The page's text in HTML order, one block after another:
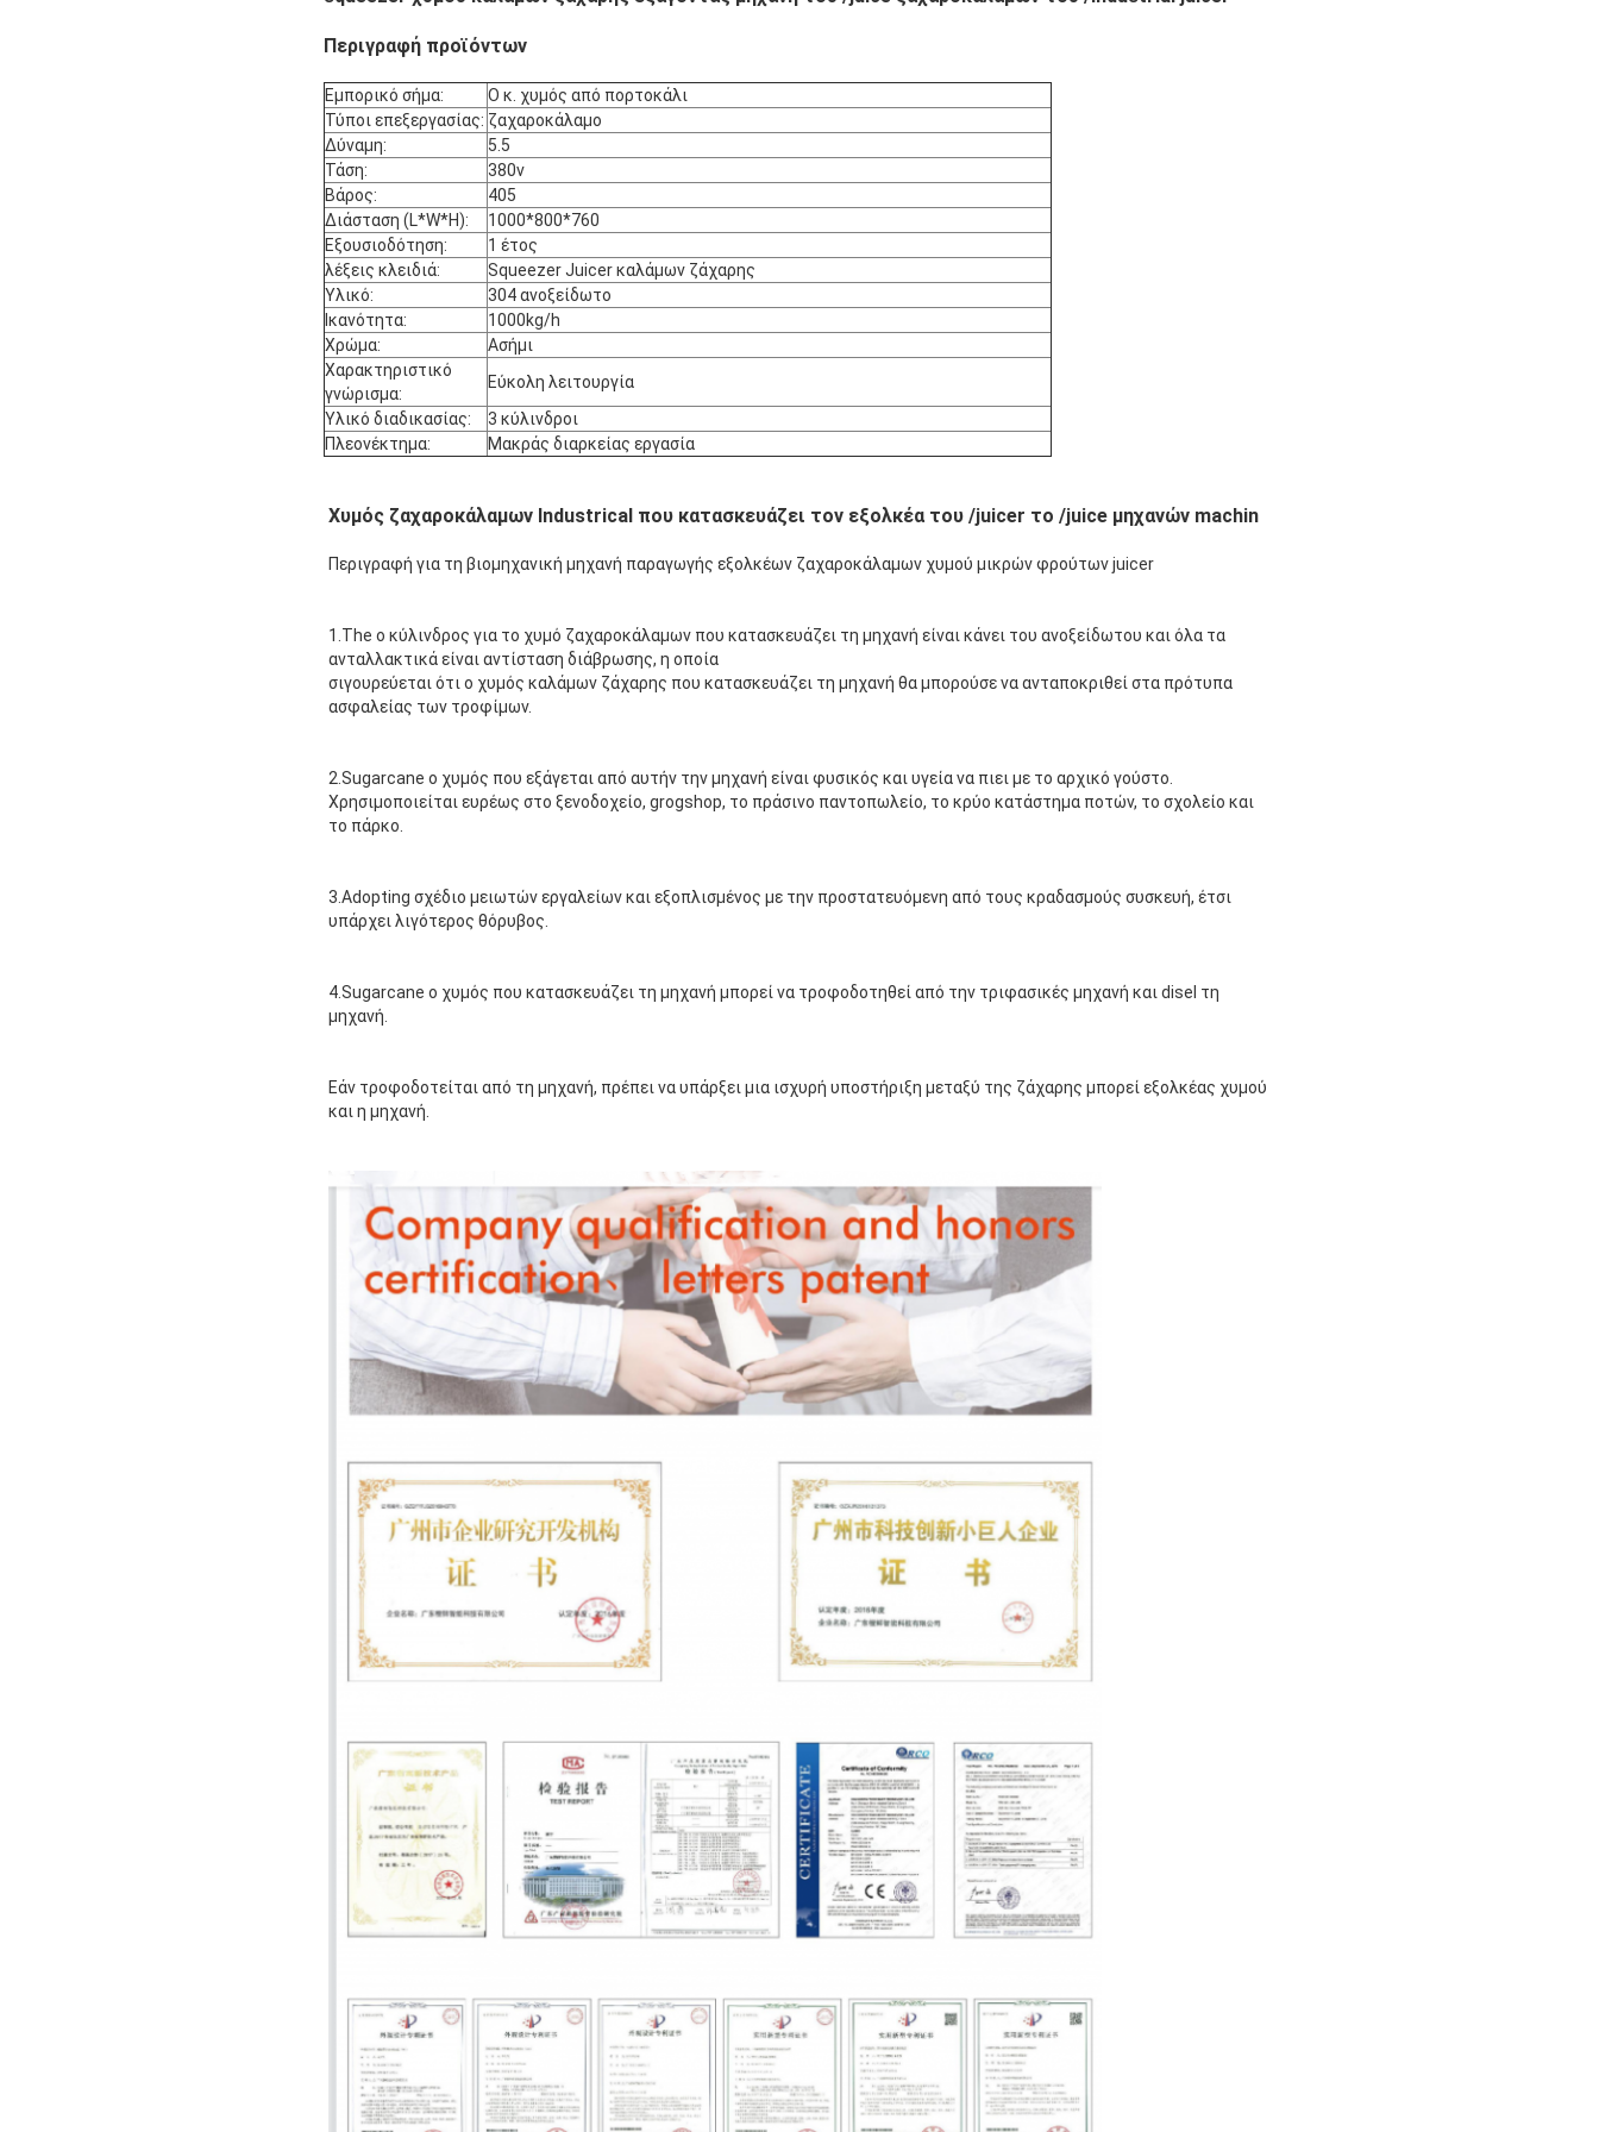
Περιγραφή προϊόντων
Εμπορικό σήμα:
Ο κ. χυμός από πορτοκάλι
Τύποι επεξεργασίας: ζαχαροκάλαμο
Δύναμη:
5.5
Τάση:
380v
Βάρος:
405
Διάσταση (L*W*H):
1000*800*760
Εξουσιοδότηση:
1 έτος
λέξεις κλειδιά:
Squeezer Juicer καλάμων ζάχαρης
Υλικό:
304 ανοξείδωτο
Ικανότητα:
1000kg/h
Χρώμα:
Ασήμι
Χαρακτηριστικό
γνώρισμα:
Εύκολη λειτουργία
Υλικό διαδικασίας:
3 κύλινδροι
Πλεονέκτημα:
Μακράς διαρκείας εργασία
Χυμός ζαχαροκάλαμων Industrical που κατασκευάζει τον εξολκέα του /juicer το /juice μηχανών machin
Περιγραφή για τη βιομηχανική μηχανή παραγωγής εξολκέων ζαχαροκάλαμων χυμού μικρών φρούτων juicer
1.The ο κύλινδρος για το χυμό ζαχαροκάλαμων που κατασκευάζει τη μηχανή είναι κάνει του ανοξείδωτου και όλα τα
ανταλλακτικά είναι αντίσταση διάβρωσης, η οποία
σιγουρεύεται ότι ο χυμός καλάμων ζάχαρης που κατασκευάζει τη μηχανή θα μπορούσε να ανταποκριθεί στα πρότυπα
ασφαλείας των τροφίμων.
2.Sugarcane ο χυμός που εξάγεται από αυτήν την μηχανή είναι φυσικός και υγεία να πιει με το αρχικό γούστο.
Χρησιμοποιείται ευρέως στο ξενοδοχείο, grogshop, το πράσινο παντοπωλείο, το κρύο κατάστημα ποτών, το σχολείο και
το πάρκο.
3.Adopting σχέδιο μειωτών εργαλείων και εξοπλισμένος με την προστατευόμενη από τους κραδασμούς συσκευή, έτσι
υπάρχει λιγότερος θόρυβος.
4.Sugarcane ο χυμός που κατασκευάζει τη μηχανή μπορεί να τροφοδοτηθεί από την τριφασικές μηχανή και disel τη
μηχανή.
Εάν τροφοδοτείται από τη μηχανή, πρέπει να υπάρξει μια ισχυρή υποστήριξη μεταξύ της ζάχαρης μπορεί εξολκέας χυμού
και η μηχανή.